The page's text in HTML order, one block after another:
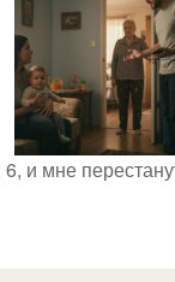
и мне